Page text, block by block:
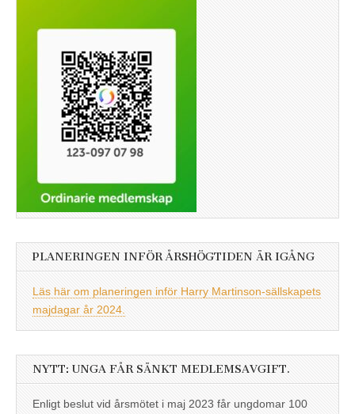
PLANERINGEN INFÖR ÅRSHÖGTIDEN ÄR IGÅNG
Läs här om planeringen inför Harry Martinson-sällskapets
majdagar år 2024.
NYTT: UNGA FÅR SÄNKT MEDLEMSAVGIFT.
Enligt beslut vid årsmötet i maj 2023 får ungdomar 100